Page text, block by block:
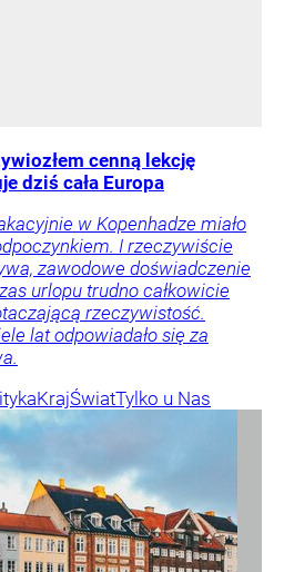
cenną lekcję
dziś cała Europa
w Kopenhadze miało
I rzeczywiście
zawodowe doświadczenie
urlopu trudno całkowicie
rzeczywistość.
lat odpowiadało się za
KrajŚwiatTylko u Nas